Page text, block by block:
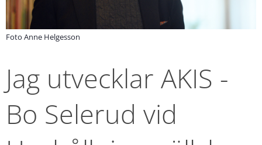
Foto Anne Helgesson
Jag utvecklar AKIS -
Bo Selerud vid